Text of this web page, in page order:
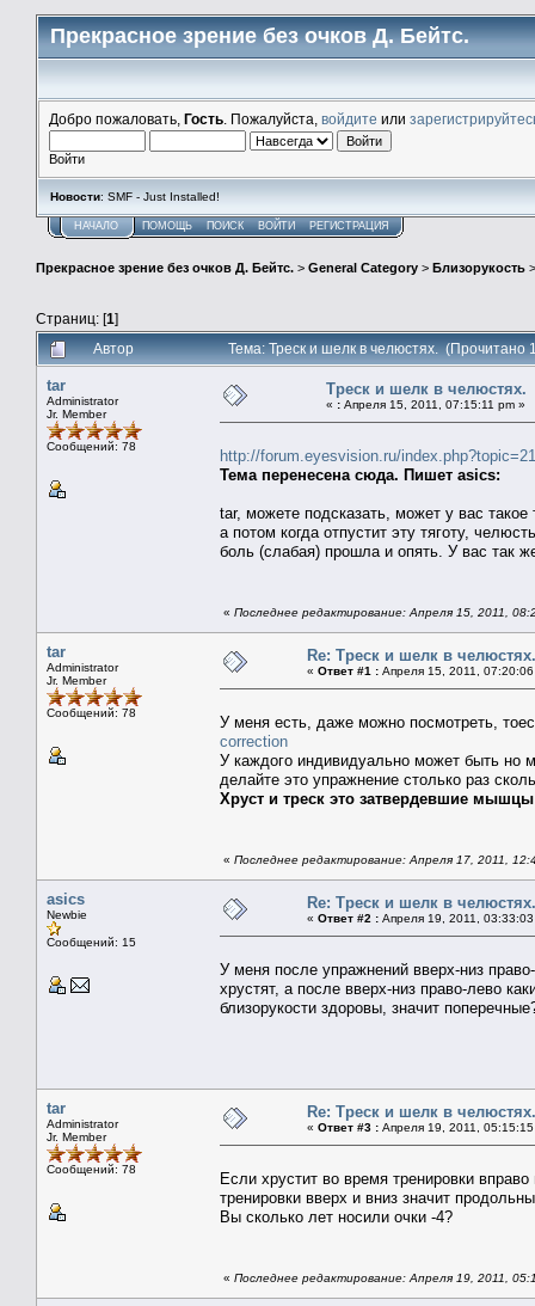
Прекрасное зрение без очков Д. Бейтс.
Добро пожаловать, Гость . Пожалуйста, войдите или
Войти
Новости: SMF - Just Installed!
НАЧАЛО ПОМОЩЬ ПОИСК ВОЙТИ РЕГИСТРАЦИЯ
Прекрасное зрение без очков Д. Бейтс. > General Category > Близорукость
Страниц: [1]
Автор
Тема: Треск и шелк в челюстях. (Прочитано
tar
Administrator
Jr. Member
Сообщений: 78
Треск и шелк в челюстях.
« : Апреля 15, 2011, 07:15:11 pm »
http://forum.eyesvision.ru/
Тема перенесена сюда. Пишет asics:
tar, можете подсказать, может у вас
а потом когда отпустит эту тяготу,
боль (слабая) прошла и опять. У вас так
« Последнее редактирование: Апреля 15, 2011,
tar
Administrator
Jr. Member
Сообщений: 78
Re: Треск и шелк в челюстях.
« Ответ #1 : Апреля 15, 2011,
У меня есть, даже можно посмотреть,
correction
У каждого индивидуально может быть но
делайте это упражнение столько раз
Хруст и треск это затвердевшие мышцы
« Последнее редактирование: Апреля 17, 2011,
asics
Newbie
Сообщений: 15
Re: Треск и шелк в челюстях.
« Ответ #2 : Апреля 19, 2011,
У меня после упражнений вверх-низ
хрустят, а после вверх-низ право-лево
близорукости здоровы, значит
tar
Administrator
Jr. Member
Сообщений: 78
Re: Треск и шелк в челюстях.
« Ответ #3 : Апреля 19, 2011,
Если хрустит во время тренировки
тренировки вверх и вниз значит
Вы сколько лет носили очки -4?
« Последнее редактирование: Апреля 19, 2011,